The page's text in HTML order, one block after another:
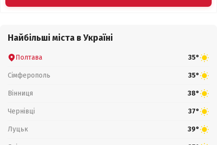
Найбільші міста в Україні
Полтава 35°
Сімферополь 35°
Вінниця 38°
Чернівці 37°
Луцьк 39°